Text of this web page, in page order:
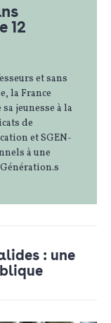
12
et sans
la France
jeunesse à la
de
et SGEN-
à une
: une